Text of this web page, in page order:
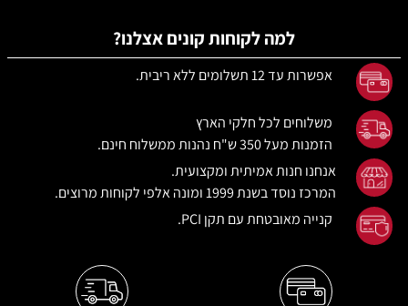
למה לקוחות קונים אצלנו?
אפשרות עד 12 תשלומים ללא ריבית.
משלוחים לכל חלקי הארץ
הזמנות מעל 350 ש"ח
נהנות ממשלוח חינם.
אנחנו חנות אמיתית ומקצועית.
המרכז נוסד בשנת 1999 ומונה אלפי לקוחות מרוצים.
קנייה מאובטחת עם תקן PCI.